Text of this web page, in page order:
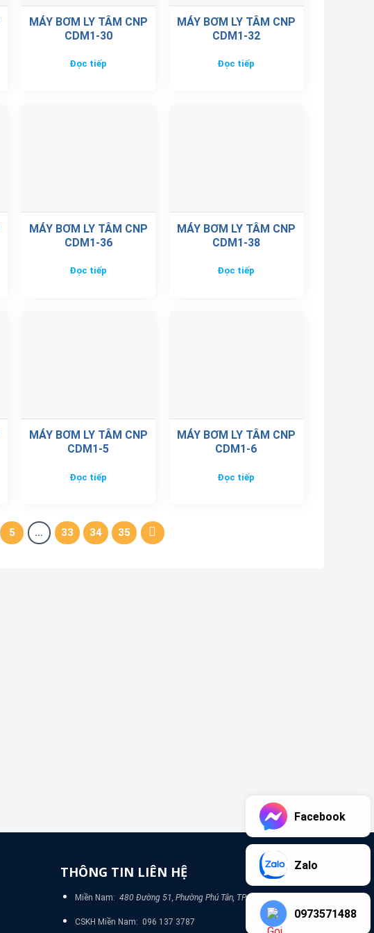
MÁY BƠM LY TÂM CNP
CDM1-30
Đọc tiếp
MÁY BƠM LY TÂM CNP
CDM1-32
Đọc tiếp
MÁY BƠM LY TÂM CNP
CDM1-36
Đọc tiếp
MÁY BƠM LY TÂM CNP
CDM1-38
Đọc tiếp
MÁY BƠM LY TÂM CNP
CDM1-5
Đọc tiếp
MÁY BƠM LY TÂM CNP
CDM1-6
Đọc tiếp
5 … 33 34 35
THÔNG TIN LIÊN HỆ
Miền Nam: 480 Đường 51, Phường Phú Tân, TP Bình Dương
CSKH Miền Nam: 096 137 3787
Facebook
Zalo
0973571488